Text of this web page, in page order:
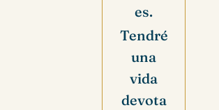
es.
Tendré
una
vida
devota